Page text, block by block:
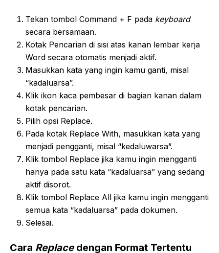
Tekan tombol Command + F pada keyboard
secara bersamaan.
Kotak Pencarian di sisi atas kanan lembar kerja
Word secara otomatis menjadi aktif.
Masukkan kata yang ingin kamu ganti, misal
“kadaluarsa”.
Klik ikon kaca pembesar di bagian kanan dalam
kotak pencarian.
Pilih opsi Replace.
Pada kotak Replace With, masukkan kata yang
menjadi pengganti, misal “kedaluwarsa”.
Klik tombol Replace jika kamu ingin mengganti
hanya pada satu kata “kadaluarsa” yang sedang
aktif disorot.
Klik tombol Replace All jika kamu ingin mengganti
semua kata “kadaluarsa” pada dokumen.
Selesai.
Cara Replace dengan Format Tertentu